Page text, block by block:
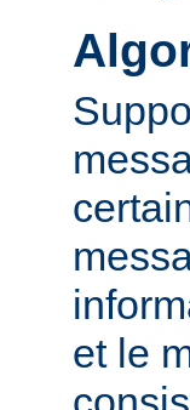
et le